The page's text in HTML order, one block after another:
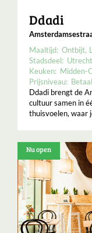
Ddadi
Maaltijd: Ontbijt
Stadsdeel:
Keuken: Midden-
Prijsniveau:
Ddadi brengt de
cultuur samen in
thuisvoelen, waar
Nu open